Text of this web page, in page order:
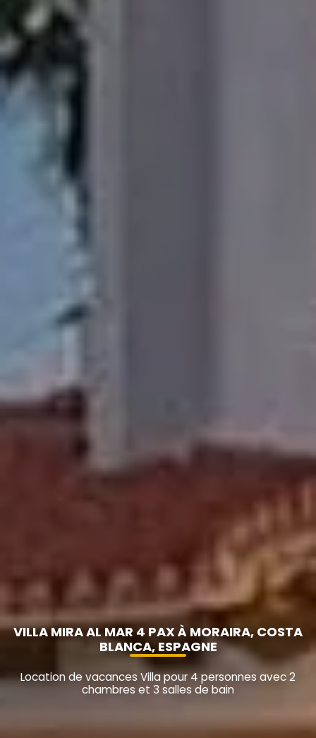
VILLA MIRA AL MAR 4 PAX À MORAIRA, COSTA
BLANCA, ESPAGNE
Location de vacances Villa pour 4 personnes avec 2
chambres et 3 salles de bain